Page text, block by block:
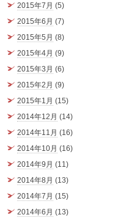
2015年7月 (5)
2015年6月 (7)
2015年5月 (8)
2015年4月 (9)
2015年3月 (6)
2015年2月 (9)
2015年1月 (15)
2014年12月 (14)
2014年11月 (16)
2014年10月 (16)
2014年9月 (11)
2014年8月 (13)
2014年7月 (15)
2014年6月 (13)